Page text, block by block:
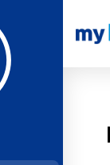
de compétitions